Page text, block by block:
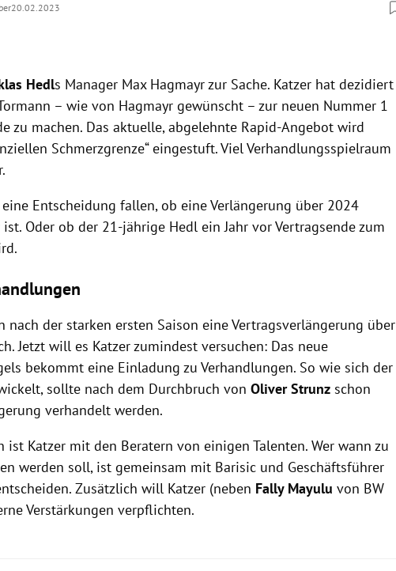
20.02.2023
Hedls Manager Max Hagmayr zur Sache. Katzer hat dezidiert
– wie von Hagmayr gewünscht – zur neuen Nummer 1
zu machen. Das aktuelle, abgelehnte Rapid-Angebot wird
Schmerzgrenze“ eingestuft. Viel Verhandlungsspielraum
Entscheidung fallen, ob eine Verlängerung über 2024
Oder ob der 21-jährige Hedl ein Jahr vor Vertragsende zum
nach der starken ersten Saison eine Vertragsverlängerung über
Jetzt will es Katzer zumindest versuchen: Das neue
bekommt eine Einladung zu Verhandlungen. So wie sich der
sollte nach dem Durchbruch von Oliver Strunzschon
verhandelt werden.
ist Katzer mit den Beratern von einigen Talenten. Wer wann zu
werden soll, ist gemeinsam mit Barisic und Geschäftsführer
Zusätzlich will Katzer (neben Fally Mayulu von BW
Verstärkungen verpflichten.